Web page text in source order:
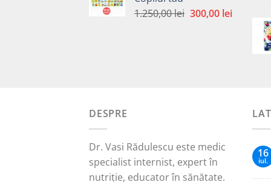
65,00 lei.
1.250,00lei Prețul
300,00 leiPrețul
300,00
DESPRE
Dr. Vasi Rădulescu este medic
specialist internist, expert în
nutriție, educator în sănătate.
16
iul.